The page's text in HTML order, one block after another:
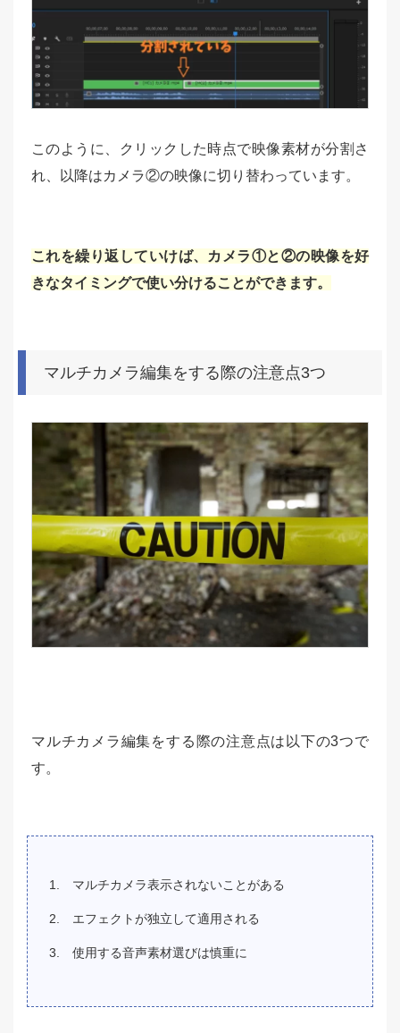
このように、クリックした時点で映像素材が分割さ
れ、以降はカメラ②の映像に切り替わっています。
これを繰り返していけば、カメラ①と②の映像を好
きなタイミングで使い分けることができます。
マルチカメラ編集をする際の注意点3つ
マルチカメラ編集をする際の注意点は以下の3つで
す。
マルチカメラ表示されないことがある
エフェクトが独立して適用される
使用する音声素材選びは慎重に